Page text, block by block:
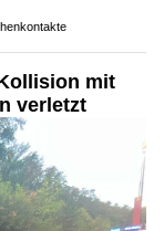
mit
verletzt